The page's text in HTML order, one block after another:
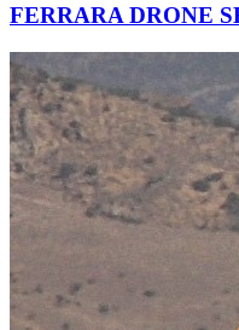
FERRARA DRONE